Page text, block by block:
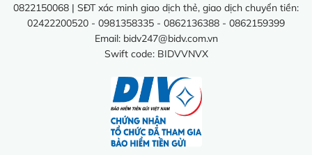
0822150068 | SĐT xác minh giao dịch thẻ, giao dịch chuyển tiền:
02422200520 - 0981358335 - 0862136388 - 0862159399
Email: bidv247@bidv.com.vn
Swift code: BIDVVNVX